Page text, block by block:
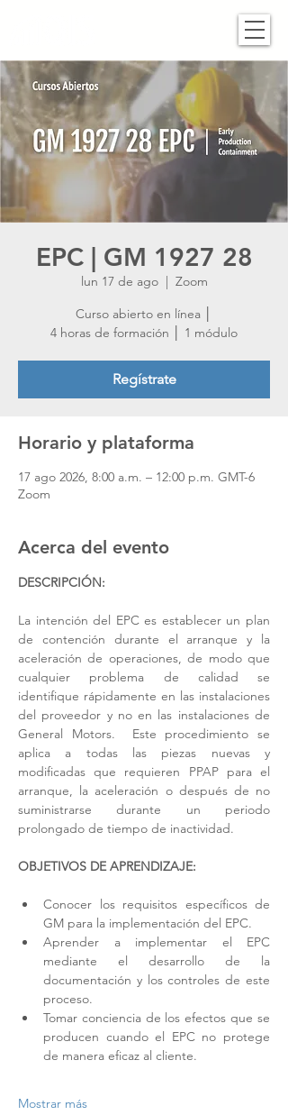
EPC | GM 1927 28
lun 17 de ago
  |
Zoom
Curso abierto en línea │
4 horas de formación │ 1 módulo
Regístrate
Horario y plataforma
17 ago 2026, 8:00 a.m. – 12:00 p.m. GMT-6
Zoom
Acerca del evento
DESCRIPCIÓN:
La intención del EPC es establecer un plan
de contención durante el arranque y la
aceleración de operaciones, de modo que
cualquier problema de calidad se
identifique rápidamente en las instalaciones
del proveedor y no en las instalaciones de
General Motors.  Este procedimiento se
aplica a todas las piezas nuevas y
modificadas que requieren PPAP para el
arranque, la aceleración o después de no
suministrarse durante un periodo
prolongado de tiempo de inactividad.
OBJETIVOS DE APRENDIZAJE:
Conocer los requisitos específicos de
GM para la implementación del EPC.
Aprender a implementar el EPC
mediante el desarrollo de la
documentación y los controles de este
proceso.
Tomar conciencia de los efectos que se
producen cuando el EPC no protege
de manera eficaz al cliente.
Mostrar más